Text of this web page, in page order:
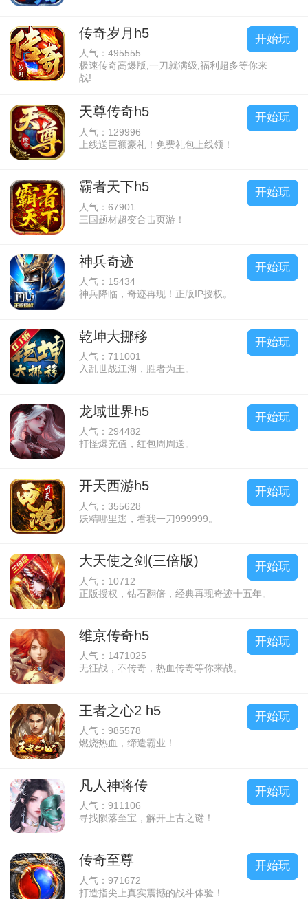
传奇岁月h5
人气：495555
极速传奇高爆版,一刀就满级,福利超多等你来
战!
开始玩
天尊传奇h5
人气：129996
上线送巨额豪礼！免费礼包上线领！
开始玩
霸者天下h5
人气：67901
三国题材超变合击页游！
开始玩
神兵奇迹
人气：15434
神兵降临，奇迹再现！正版IP授权。
开始玩
乾坤大挪移
人气：711001
入乱世战江湖，胜者为王。
开始玩
龙域世界h5
人气：294482
打怪爆充值，红包周周送。
开始玩
开天西游h5
人气：355628
妖精哪里逃，看我一刀999999。
开始玩
大天使之剑(三倍版)
人气：10712
正版授权，钻石翻倍，经典再现奇迹十五年。
开始玩
维京传奇h5
人气：1471025
无征战，不传奇，热血传奇等你来战。
开始玩
王者之心2 h5
人气：985578
燃烧热血，缔造霸业！
开始玩
凡人神将传
人气：911106
寻找陨落至宝，解开上古之谜！
开始玩
传奇至尊
人气：971672
打造指尖上真实震撼的战斗体验！
开始玩